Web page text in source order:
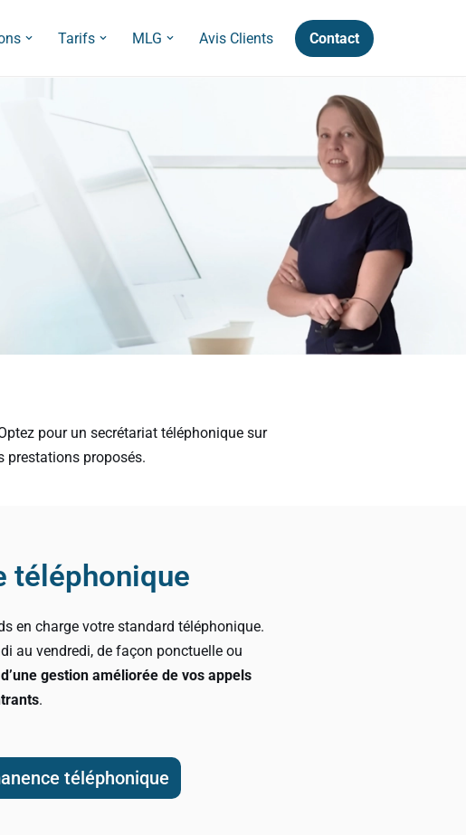
Tarifs MLG Avis Clients Contact
pour un secrétariat téléphonique sur
prestations proposés.
téléphonique
en charge votre standard téléphonique.
au vendredi, de façon ponctuelle ou
gestion améliorée de vos appels
.
téléphonique